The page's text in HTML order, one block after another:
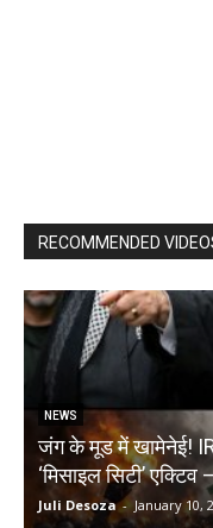
RECOMMENDED
NEWS
जंग के मूड में खामेनेई!
‘मिसाइल सिटी’
Juli Desoza - January 10,